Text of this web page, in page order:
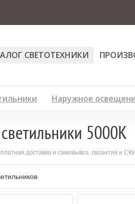
СВЕТОТЕХНИКИ
Наружное
5000K
доставка и самовывоз, гарантия и